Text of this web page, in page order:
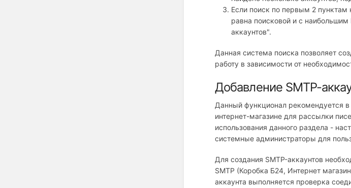
Если поиск по первым 2 пунктам
равна поисковой и с
аккаунтов".
Данная система поиска позволяет
работу в зависимости от
Добавление SMTP-
Данный функционал рекомендуется
интернет-магазине для рассылки
использования данного раздела -
системные администраторы для
Для создания SMTP-аккаунтов
SMTP (Коробка Б24, Интернет
аккаунта выполняется проверка